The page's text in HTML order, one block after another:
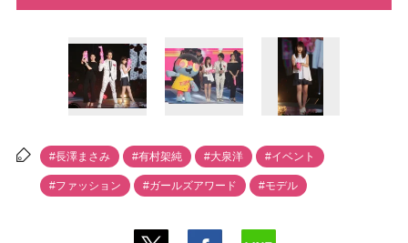
#長澤まさみ #有村架純 #大泉洋 #イベント
#ファッション #ガールズアワード #モデル